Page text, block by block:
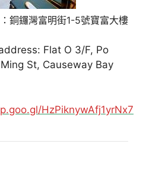
銅鑼灣富明街1-5號寶富大樓
Flat O 3/F, Po
St, Causeway Bay
HzPiknywAfj1yrNx7